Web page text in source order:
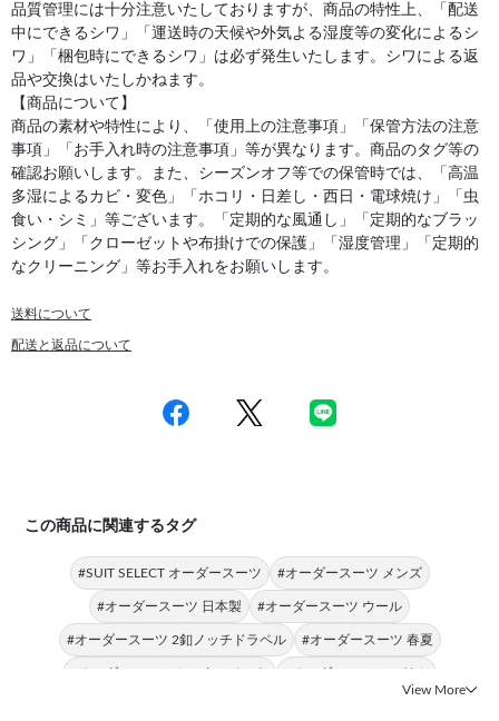
品質管理には十分注意いたしておりますが、商品の特性上、「配送
中にできるシワ」「運送時の天候や外気よる湿度等の変化によるシ
ワ」「梱包時にできるシワ」は必ず発生いたします。シワによる返
品や交換はいたしかねます。
【商品について】
商品の素材や特性により、「使用上の注意事項」「保管方法の注意
事項」「お手入れ時の注意事項」等が異なります。商品のタグ等の
確認お願いします。また、シーズンオフ等での保管時では、「高温
多湿によるカビ・変色」「ホコリ・日差し・西日・電球焼け」「虫
食い・シミ」等ございます。「定期的な風通し」「定期的なブラッ
シング」「クローゼットや布掛けでの保護」「湿度管理」「定期的
なクリーニング」等お手入れをお願いします。
送料について
配送と返品について
この商品に関連するタグ
#SUIT SELECT オーダースーツ #オーダースーツ メンズ
#オーダースーツ 日本製 #オーダースーツ ウール
#オーダースーツ 2釦ノッチドラペル #オーダースーツ 春夏
#オーダースーツ センターベント #オーダースーツ スリム
View More